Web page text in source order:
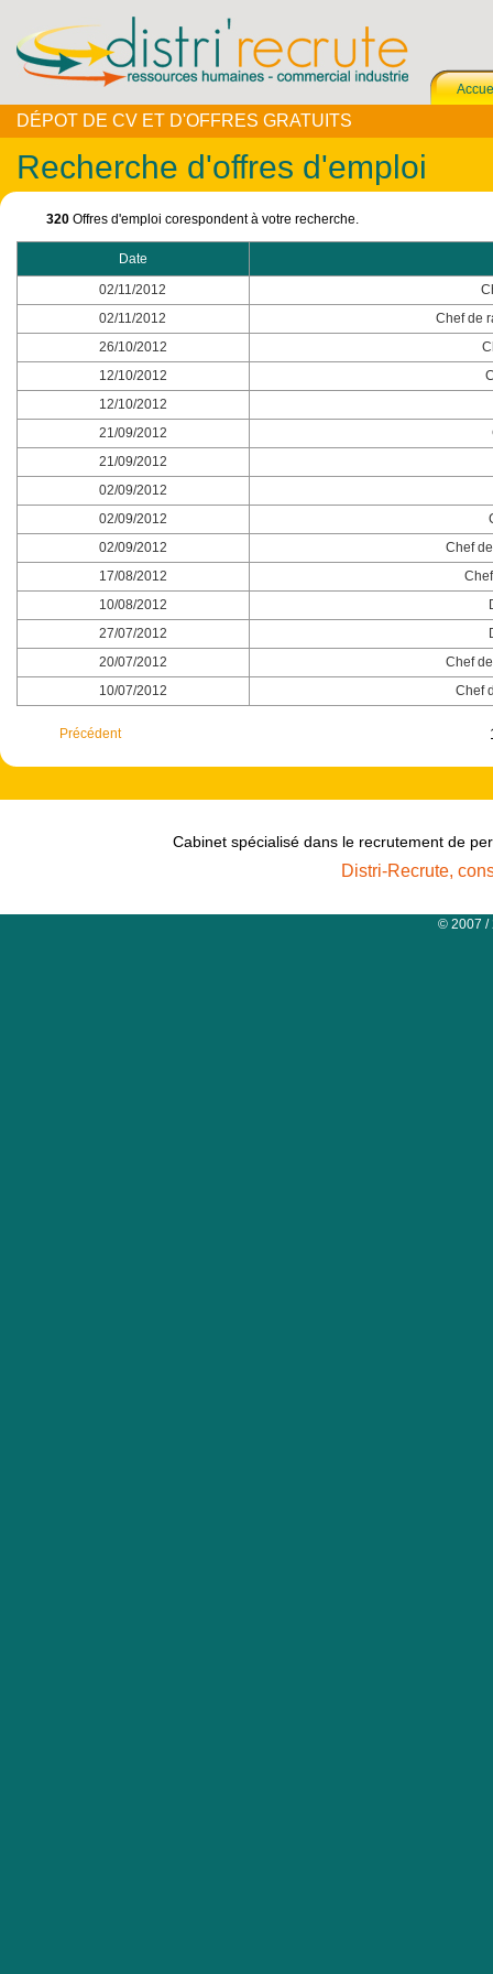
DÉPOT DE CV ET D'OFFRES GRATUITS
Recherche d'offres d'emploi
320 Offres d'emploi corespondent à votre recherche.
Date
02/11/2012
02/11/2012
Chef de
26/10/2012
12/10/2012
12/10/2012
21/09/2012
21/09/2012
02/09/2012
02/09/2012
02/09/2012
Chef
17/08/2012
10/08/2012
27/07/2012
20/07/2012
Chef
10/07/2012
Chef
Précédent
Cabinet spécialisé dans le recrutement de
Distri-Recrute,
© 2007 /